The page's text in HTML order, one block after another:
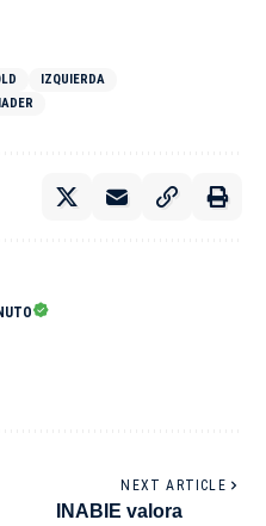
IZQUIERDA
NEXT ARTICLE
INABIE valora